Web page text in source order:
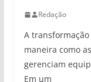
Redação
A
maneira como
gerenciam
Em um